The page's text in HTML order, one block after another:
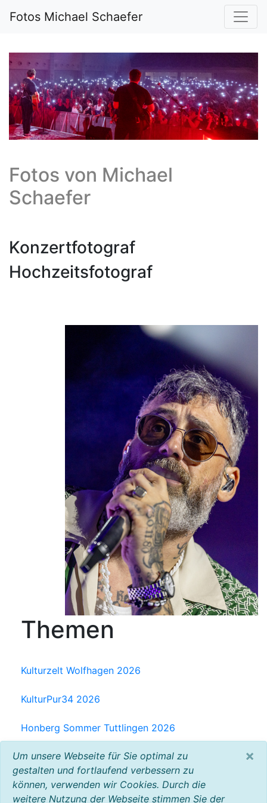
Fotos Michael Schaefer
Fotos von Michael
Schaefer
Konzertfotograf
Hochzeitsfotograf
Themen
Kulturzelt Wolfhagen 2026
KulturPur34 2026
Honberg Sommer Tuttlingen 2026
Milchwerk Musik Festival Radolfzell 2025
Baltic Open Air 2025
VW Bus Festival 2023
Um unsere Webseite für Sie optimal zu
gestalten und fortlaufend verbessern zu
können, verwenden wir Cookies. Durch die
weitere Nutzung der Webseite stimmen Sie der
×